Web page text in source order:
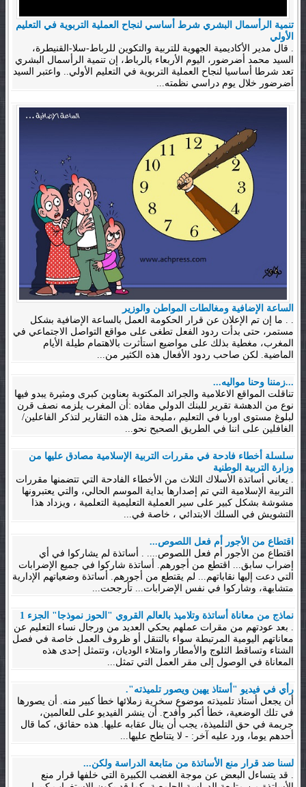
تنمية الرأسمال البشري شرط أساسي لنجاح العملية التربوية في التعليم
الأولي
. قال مدير الأكاديمية الجهوية للتربية والتكوين للرباط-سلا-القنيطرة،
السيد محمد أضرضور، اليوم الأربعاء بالرباط، إن تنمية الرأسمال البشري
تعد شرطا أساسيا لنجاح العملية التربوية في التعليم الأولي.. واعتبر السيد
أضرضور خلال يوم دراسي نظمته...
الساعة الإضافية ومغالطات المواطن والوزير
. . ما إن تم الإعلان عن قرار الحكومة العمل بالساعة الإضافية بشكل
مستمر، حتى بدأت ردود الفعل تطغى على مواقع التواصل الاجتماعي في
المغرب، مغطية بذلك على مواضيع استأثرت بالاهتمام طيلة الأيام
الماضية. لكن صاحب ردود الأفعال هذه الكثير من...
...زمننا وحنا مواليه...
تناقلت المواقع الاعلامية والجرائد المكتوبة بعناوين كبرى ومثيرة يبدو فيها
نوع من الدهشة تقرير للبنك الدولي مفاذه :أن المغرب يلزمه نصف قرن
لبلوغ مستوى اوربا في التعليم ،مليحة مثل هذه التقارير لتذكر الفاعلين/
الغافلين على اننا في الطريق الصحيح نحو...
سلسلة أخطاء فادحة في مقررات التربية الإسلامية مصادق عليها من
وزارة التربية الوطنية
. يعاني أساتذة الأسلاك الثلاث من الأخطاء الفادحة التي تتضمنها مقررات
التربية الإسلامية التي تم إصدارها بداية الموسم الحالي، والتي يعتبرونها
مشوشة بشكل كبير على سير العملية التعليمية التعلمية ، ويزداد هذا
التشويش في السلك الابتدائي ، خاصة في...
اقتطاع من الأجور أم فعل اللصوص...
اقتطاع من الأجور أم فعل اللصوص.... . أساتذة لم يشاركوا في أي
إضراب سابق... اقتطع من أجورهم. أساتذة شاركوا في جميع الإضرابات
التي دعت إليها نقاباتهم... لم يقتطع من أجورهم. أساتذة وضعياتهم الإدارية
متشابهة، وشاركوا في نفس الإضرابات... تأرجحت...
نماذج من معاناة أساتذة وتلاميذ بالعالم القروي "الحوز نموذجا" الجزء 1
. بعد عودتهم من مقرات عملهم يحكي العديد من ورجال نساء التعليم عن
معاناتهم اليومية المرتبطة سواء بالتنقل أو ظروف العمل خاصة في فصل
الشتاء وتساقط الثلوج والأمطار وامتلاء الوديان، وتتمثل إحدى هذه
المعاناة في الوصول إلى مقر العمل التي تمثل...
رأي في فيديو "أستاذ يهين ويصور تلميذته".
أن يجعل أستاذ تلميذته موضوع سخرية زملائها خطأ كبير منه. أن يصورها
في تلك الوضعية، خطأ أكبر وأفدح. أن ينشر الفيديو على للعالمين،
جريمة في حق التلميذة، يجب أن ينال عقابه عليها. هذه حقائق، كما قال
أحدهم يوما، ورد عليه آخر: - لا يتناطح عليها...
لسنا ضد قرار منع الأساتذة من متابعة الدراسة ولكن...
. قد يتساءل البعض عن موجة الغضب الكبيرة التي خلفها قرار منع